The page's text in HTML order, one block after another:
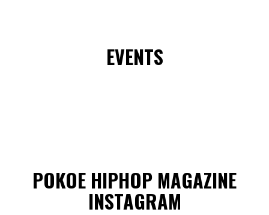
EVENTS
POKOE HIPHOP MAGAZINE
INSTAGRAM